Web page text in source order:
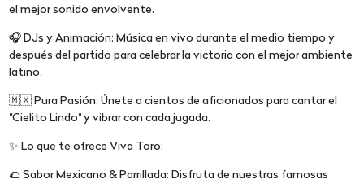
el mejor sonido envolvente.
🎧 DJs y Animación: Música en vivo durante el medio tiempo y
después del partido para celebrar la victoria con el mejor ambiente
latino.
🇲🇽 Pura Pasión: Únete a cientos de aficionados para cantar el
"Cielito Lindo" y vibrar con cada jugada.
✨ Lo que te ofrece Viva Toro:
🌮 Sabor Mexicano & Parrillada: Disfruta de nuestras famosas